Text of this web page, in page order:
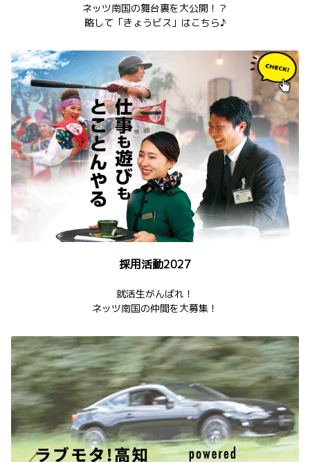
ネッツ南国の舞台裏を大公開！？
略して「きょうビス」はこちら♪
採用活動2027
就活生がんばれ！
ネッツ南国の仲間を大募集！